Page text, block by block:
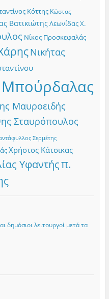
Κόττης Κώστας
ΒατικιώτηςΛεωνίδας Χ.
Νίκος Προσκεφαλάς
Νικήτας
Μπούρδαλας
Μαυροειδής
Σταυρόπουλος
Σερμέτης
Χρήστος Κάτσικας
Υφαντήςπ.
δημόσιοι λειτουργοί μετά τα